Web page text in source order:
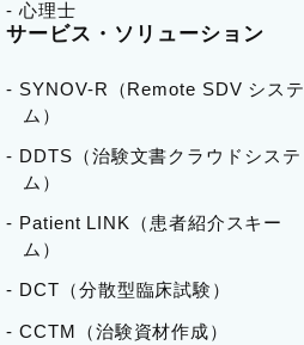
- 心理士
サービス・ソリューション
- SYNOV-R（Remote SDV システ
ム）
- DDTS（治験文書クラウドシステ
ム）
- Patient LINK（患者紹介スキー
ム）
- DCT（分散型臨床試験）​
- CCTM（治験資材作成）